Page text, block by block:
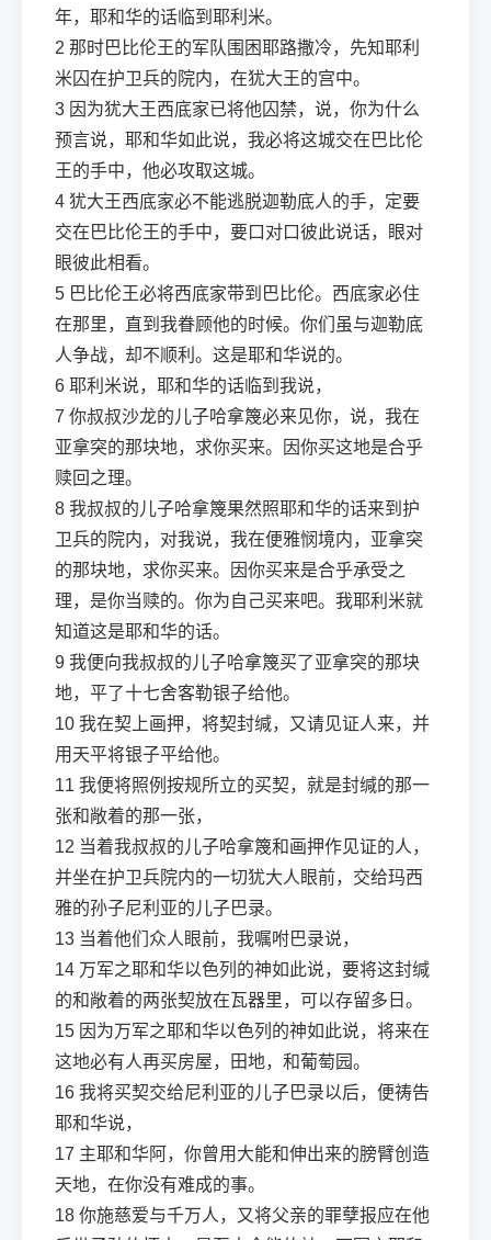
年，耶和华的话临到耶利米。
2 那时巴比伦王的军队围困耶路撒冷，先知耶利
米囚在护卫兵的院内，在犹大王的宫中。
3 因为犹大王西底家已将他囚禁，说，你为什么
预言说，耶和华如此说，我必将这城交在巴比伦
王的手中，他必攻取这城。
4 犹大王西底家必不能逃脱迦勒底人的手，定要
交在巴比伦王的手中，要口对口彼此说话，眼对
眼彼此相看。
5 巴比伦王必将西底家带到巴比伦。西底家必住
在那里，直到我眷顾他的时候。你们虽与迦勒底
人争战，却不顺利。这是耶和华说的。
6 耶利米说，耶和华的话临到我说，
7 你叔叔沙龙的儿子哈拿篾必来见你，说，我在
亚拿突的那块地，求你买来。因你买这地是合乎
赎回之理。
8 我叔叔的儿子哈拿篾果然照耶和华的话来到护
卫兵的院内，对我说，我在便雅悯境内，亚拿突
的那块地，求你买来。因你买来是合乎承受之
理，是你当赎的。你为自己买来吧。我耶利米就
知道这是耶和华的话。
9 我便向我叔叔的儿子哈拿篾买了亚拿突的那块
地，平了十七舍客勒银子给他。
10 我在契上画押，将契封缄，又请见证人来，并
用天平将银子平给他。
11 我便将照例按规所立的买契，就是封缄的那一
张和敞着的那一张，
12 当着我叔叔的儿子哈拿篾和画押作见证的人，
并坐在护卫兵院内的一切犹大人眼前，交给玛西
雅的孙子尼利亚的儿子巴录。
13 当着他们众人眼前，我嘱咐巴录说，
14 万军之耶和华以色列的神如此说，要将这封缄
的和敞着的两张契放在瓦器里，可以存留多日。
15 因为万军之耶和华以色列的神如此说，将来在
这地必有人再买房屋，田地，和葡萄园。
16 我将买契交给尼利亚的儿子巴录以后，便祷告
耶和华说，
17 主耶和华阿，你曾用大能和伸出来的膀臂创造
天地，在你没有难成的事。
18 你施慈爱与千万人，又将父亲的罪孽报应在他